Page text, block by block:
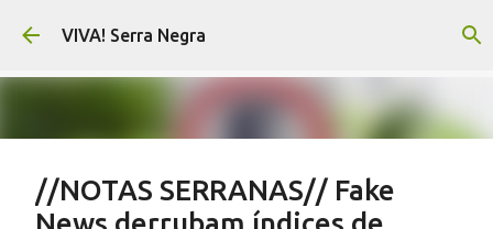
Pular para o conteúdo principal
VIVA! Serra Negra
//NOTAS SERRANAS// Fake